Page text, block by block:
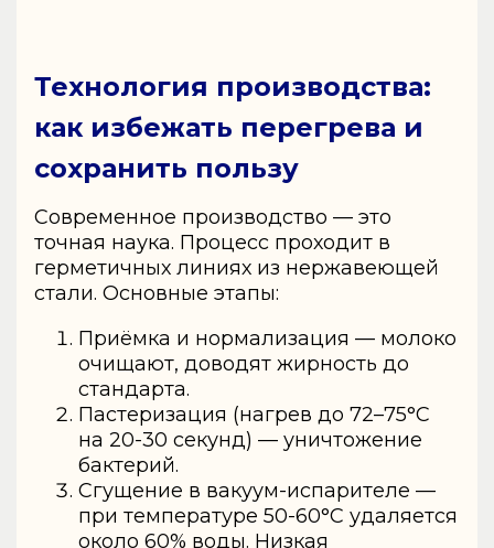
Технология производства:
как избежать перегрева и
сохранить пользу
Современное производство — это
точная наука. Процесс проходит в
герметичных линиях из нержавеющей
стали. Основные этапы:
Приёмка и нормализация — молоко
очищают, доводят жирность до
стандарта.
Пастеризация (нагрев до 72–75°C
на 20-30 секунд) — уничтожение
бактерий.
Сгущение в вакуум-испарителе —
при температуре 50-60°C удаляется
около 60% воды. Низкая